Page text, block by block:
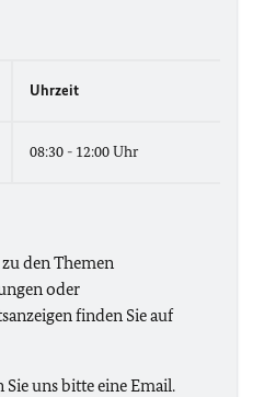
Uhrzeit
08:30 - 12:00 Uhr
den Themen
oder
finden Sie auf
uns bitte eine Email.